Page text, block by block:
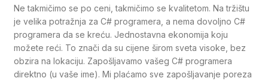
Ne takmičimo se po ceni, takmičimo se kvalitetom. Na tržištu
je velika potražnja za C# programera, a nema dovoljno C#
programera da se kreću. Jednostavna ekonomija koju
možete reći. To znači da su cijene širom sveta visoke, bez
obzira na lokaciju. Zapošljavamo vašeg C# programera
direktno (u vaše ime). Mi plaćamo sve zapošljavanje poreza